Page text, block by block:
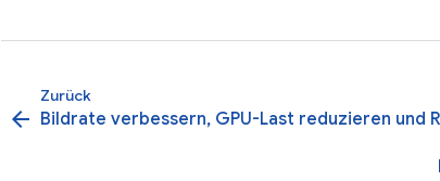
Zurück
arrow_back Bildrate verbessern, GPU-Last reduzieren und